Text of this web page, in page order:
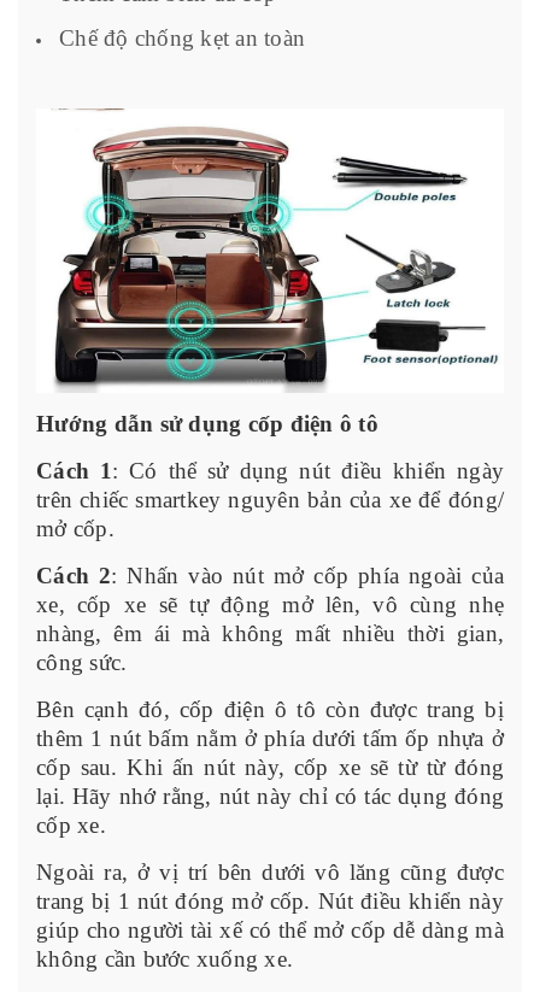
Chế độ chống kẹt an toàn
Hướng dẫn sử dụng cốp điện ô tô
Cách 1: Có thể sử dụng nút điều khiển ngày
trên chiếc smartkey nguyên bản của xe để đóng/
mở cốp.
Cách 2: Nhấn vào nút mở cốp phía ngoài của
xe, cốp xe sẽ tự động mở lên, vô cùng nhẹ
nhàng, êm ái mà không mất nhiều thời gian,
công sức.
Bên cạnh đó, cốp điện ô tô còn được trang bị
thêm 1 nút bấm nằm ở phía dưới tấm ốp nhựa ở
cốp sau. Khi ấn nút này, cốp xe sẽ từ từ đóng
lại. Hãy nhớ rằng, nút này chỉ có tác dụng đóng
cốp xe.
Ngoài ra, ở vị trí bên dưới vô lăng cũng được
trang bị 1 nút đóng mở cốp. Nút điều khiển này
giúp cho người tài xế có thể mở cốp dễ dàng mà
không cần bước xuống xe.